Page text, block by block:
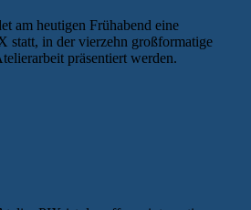
am heutigen Frühabend eine
statt, in der vierzehn großformatige
präsentiert werden.